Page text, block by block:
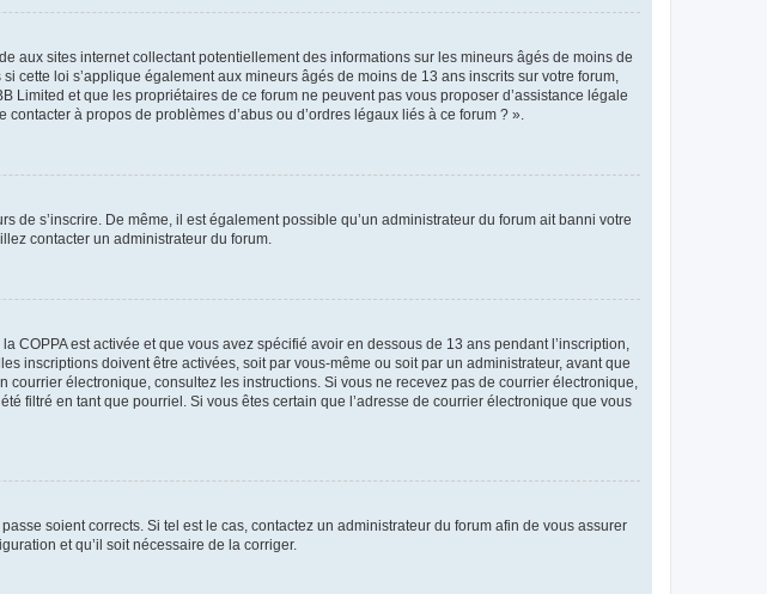
aux sites internet collectant potentiellement des informations sur les mineurs âgés de moins de
loi s’applique également aux mineurs âgés de moins de 13 ans inscrits sur votre forum,
et que les propriétaires de ce forum ne peuvent pas vous proposer d’assistance légale
à propos de problèmes d’abus ou d’ordres légaux liés à ce forum ? ».
de s’inscrire. De même, il est également possible qu’un administrateur du forum ait banni votre
contacter un administrateur du forum.
est activée et que vous avez spécifié avoir en dessous de 13 ans pendant l’inscription,
inscriptions doivent être activées, soit par vous-même ou soit par un administrateur, avant que
électronique, consultez les instructions. Si vous ne recevez pas de courrier électronique,
filtré en tant que pourriel. Si vous êtes certain que l’adresse de courrier électronique que vous
soient corrects. Si tel est le cas, contactez un administrateur du forum afin de vous assurer
et qu’il soit nécessaire de la corriger.